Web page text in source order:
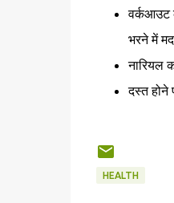
वर्कआउट
भरने में
नारियल
दस्त होने
HEALTH